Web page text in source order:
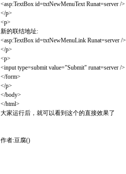
<asp:TextBox id=txtNewMenuText Runat=server />
</p>
<p>
新的联结地址:
<asp:TextBox id=txtNewMenuLink Runat=server />
</p>
<p>
<input type=submit value="Submit" runat=server />
</form>
</p>
</body>
</html>
大家运行后，就可以看到这个的直接效果了
作者:豆腐()